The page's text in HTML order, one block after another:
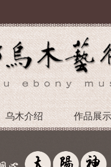
乌木介绍 作品展示